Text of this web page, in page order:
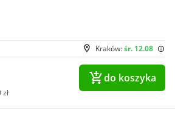
Kraków:śr. 12.08
do koszyka